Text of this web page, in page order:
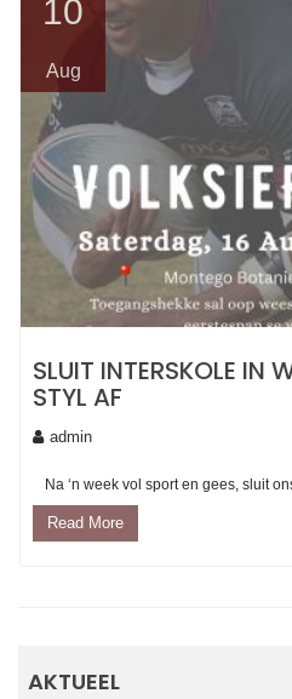
10
Aug
SLUIT INTERSKOLE IN
STYL AF
admin
Na ‘n week vol sport en gees, sluit
Read More
AKTUEEL